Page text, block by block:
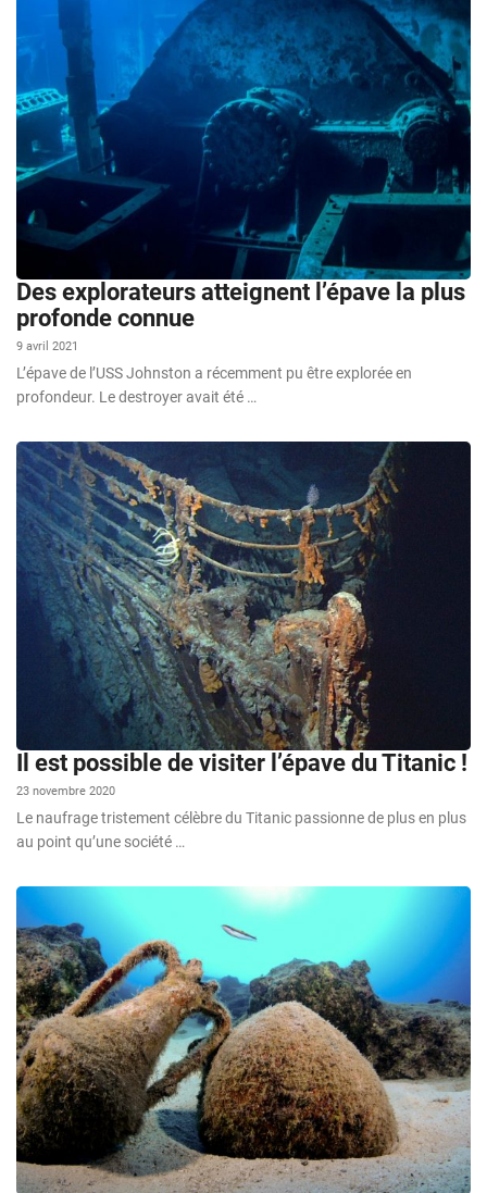
Des explorateurs atteignent l’épave la plus
profonde connue
9 avril 2021
L’épave de l’USS Johnston a récemment pu être explorée en
profondeur. Le destroyer avait été …
Il est possible de visiter l’épave du Titanic !
23 novembre 2020
Le naufrage tristement célèbre du Titanic passionne de plus en plus
au point qu’une société …